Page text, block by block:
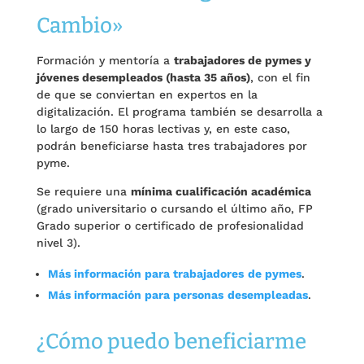
Cambio»
Formación y mentoría a trabajadores de pymes y
jóvenes desempleados (hasta 35 años), con el fin
de que se conviertan en expertos en la
digitalización. El programa también se desarrolla a
lo largo de 150 horas lectivas y, en este caso,
podrán beneficiarse hasta tres trabajadores por
pyme.
Se requiere una mínima cualificación académica
(grado universitario o cursando el último año, FP
Grado superior o certificado de profesionalidad
nivel 3).
Más información para trabajadores de pymes.
Más información para personas desempleadas.
¿Cómo puedo beneficiarme